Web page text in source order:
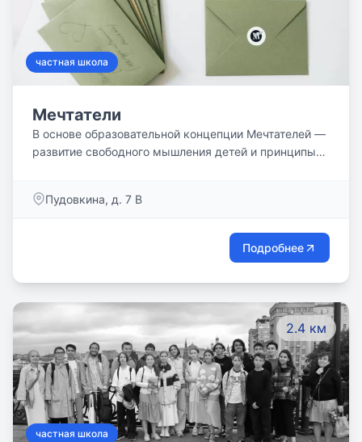
частная школа
Мечтатели
В основе образовательной концепции Мечтателей —
развитие свободного мышления детей и принципы
Пудовкина, д. 7 В
Подробнее
2.4 км
частная школа